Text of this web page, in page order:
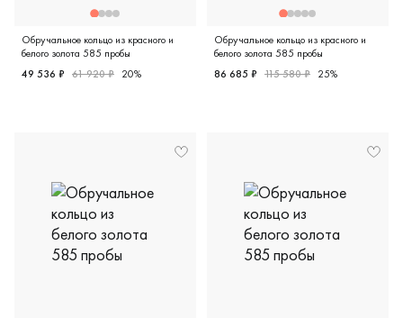
Обручальное кольцо из красного и
белого золота 585 пробы
49 536 ₽ 61 920 ₽ 20%
Обручальное кольцо из красного и
белого золота 585 пробы
86 685 ₽ 115 580 ₽ 25%